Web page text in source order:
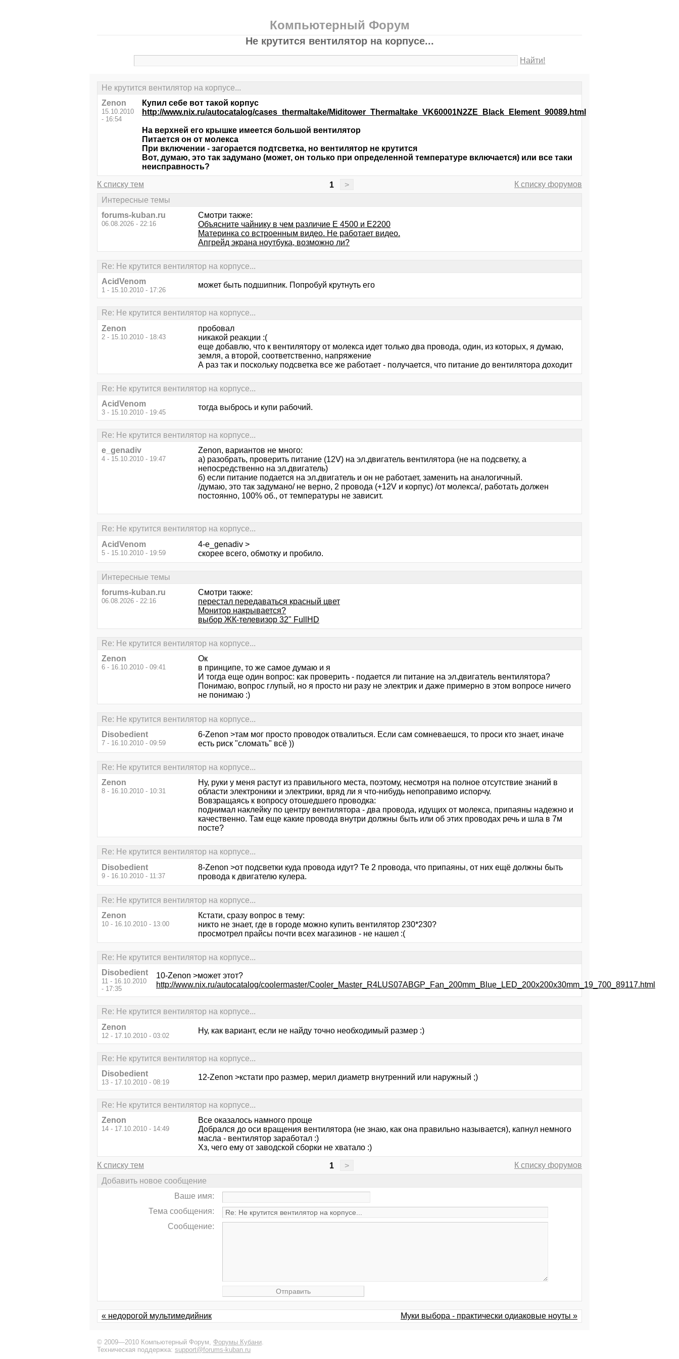
Компьютерный Форум
Не крутится вентилятор на корпусе...
Найти!
Не крутится вентилятор на корпусе...
Zenon
15.10.2010
- 16:54
Купил себе вот такой корпус
http://www.nix.ru/autocatalog/cases_thermaltake/Miditower_Thermaltake_VK60001N2ZE_Black_Element_90089.html
На верхней его крышке имеется большой вентилятор
Питается он от молекса
При включении - загорается подтсветка, но вентилятор не крутится
Вот, думаю, это так задумано (может, он только при определенной температуре включается) или все таки
неисправность?
К списку тем 1 >
К списку форумов
Интересные темы
forums-kuban.ru
06.08.2026 - 22:16
Смотри также:
Объясните чайнику в чем различие Е 4500 и Е2200
Материнка со встроенным видео. Не работает видео.
Апгрейд экрана ноутбука, возможно ли?
Re: Не крутится вентилятор на корпусе...
AcidVenom
1 - 15.10.2010 - 17:26
может быть подшипник. Попробуй крутнуть его
Re: Не крутится вентилятор на корпусе...
Zenon
2 - 15.10.2010 - 18:43
пробовал
никакой реакции :(
еще добавлю, что к вентилятору от молекса идет только два провода, один, из которых, я думаю,
земля, а второй, соответственно, напряжение
А раз так и поскольку подсветка все же работает - получается, что питание до вентилятора доходит
Re: Не крутится вентилятор на корпусе...
AcidVenom
3 - 15.10.2010 - 19:45
тогда выбрось и купи рабочий.
Re: Не крутится вентилятор на корпусе...
e_genadiv
4 - 15.10.2010 - 19:47
Zenon, вариантов не много:
а) разобрать, проверить питание (12V) на эл.двигатель вентилятора (не на подсветку, а
непосредственно на эл.двигатель)
б) если питание подается на эл.двигатель и он не работает, заменить на аналогичный.
/думаю, это так задумано/ не верно, 2 провода (+12V и корпус) /от молекса/, работать должен
постоянно, 100% об., от температуры не зависит.
Re: Не крутится вентилятор на корпусе...
AcidVenom
5 - 15.10.2010 - 19:59
4-e_genadiv >
скорее всего, обмотку и пробило.
Интересные темы
forums-kuban.ru
06.08.2026 - 22:16
Смотри также:
перестал передаваться красный цвет
Монитор накрывается?
выбор ЖК-телевизор 32" FullHD
Re: Не крутится вентилятор на корпусе...
Zenon
6 - 16.10.2010 - 09:41
Ок
в принципе, то же самое думаю и я
И тогда еще один вопрос: как проверить - подается ли питание на эл.двигатель вентилятора?
Понимаю, вопрос глупый, но я просто ни разу не электрик и даже примерно в этом вопросе ничего
не понимаю :)
Re: Не крутится вентилятор на корпусе...
Disobedient
7 - 16.10.2010 - 09:59
6-Zenon >там мог просто проводок отвалиться. Если сам сомневаешся, то проси кто знает, иначе
есть риск "сломать" всё ))
Re: Не крутится вентилятор на корпусе...
Zenon
8 - 16.10.2010 - 10:31
Ну, руки у меня растут из правильного места, поэтому, несмотря на полное отсутствие знаний в
области электроники и электрики, вряд ли я что-нибудь непоправимо испорчу.
Вовзращаясь к вопросу отошедшего проводка:
поднимал наклейку по центру вентилятора - два провода, идущих от молекса, припаяны надежно и
качественно. Там еще какие провода внутри должны быть или об этих проводах речь и шла в 7м
посте?
Re: Не крутится вентилятор на корпусе...
Disobedient
9 - 16.10.2010 - 11:37
8-Zenon >от подсветки куда провода идут? Те 2 провода, что припаяны, от них ещё должны быть
провода к двигателю кулера.
Re: Не крутится вентилятор на корпусе...
Zenon
10 - 16.10.2010 - 13:00
Кстати, сразу вопрос в тему:
никто не знает, где в городе можно купить вентилятор 230*230?
просмотрел прайсы почти всех магазинов - не нашел :(
Re: Не крутится вентилятор на корпусе...
Disobedient
11 - 16.10.2010
- 17:35
10-Zenon >может этот?
http://www.nix.ru/autocatalog/coolermaster/Cooler_Master_R4LUS07ABGP_Fan_200mm_Blue_LED_200x200x30mm_19_700_89117.html
Re: Не крутится вентилятор на корпусе...
Zenon
12 - 17.10.2010 - 03:02
Ну, как вариант, если не найду точно необходимый размер :)
Re: Не крутится вентилятор на корпусе...
Disobedient
13 - 17.10.2010 - 08:19
12-Zenon >кстати про размер, мерил диаметр внутренний или наружный ;)
Re: Не крутится вентилятор на корпусе...
Zenon
14 - 17.10.2010 - 14:49
Все оказалось намного проще
Добрался до оси вращения вентилятора (не знаю, как она правильно называется), капнул немного
масла - вентилятор заработал :)
Хз, чего ему от заводской сборки не хватало :)
К списку тем 1 >
К списку форумов
Добавить новое сообщение
Ваше имя:
Тема сообщения:
Сообщение:
« недорогой мультимедийник Муки выбора - практически одиаковые ноуты »
© 2009—2010 Компьютерный Форум, Форумы Кубани
Техническая поддержка: support@forums-kuban.ru